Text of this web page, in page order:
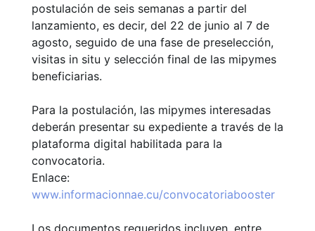
postulación de seis semanas a partir del
lanzamiento, es decir, del 22 de junio al 7 de
agosto, seguido de una fase de preselección,
visitas in situ y selección final de las mipymes
beneficiarias.
Para la postulación, las mipymes interesadas
deberán presentar su expediente a través de la
plataforma digital habilitada para la
convocatoria.
Enlace:
www.informacionnae.cu/convocatoriabooster